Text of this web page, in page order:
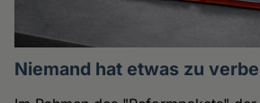
Niemand hat etwas zu